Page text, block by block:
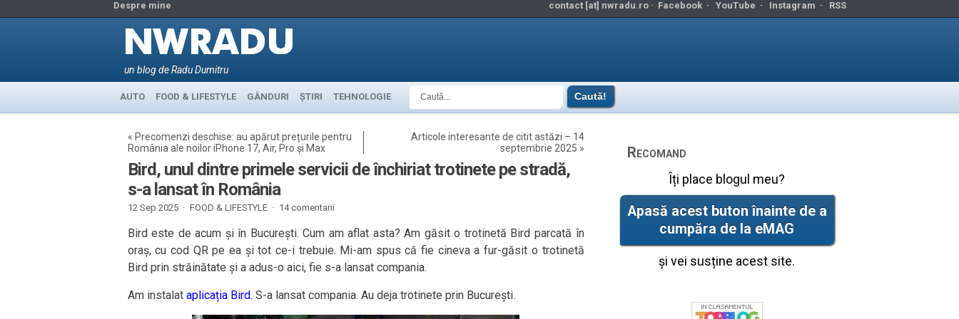
Despre mine contact [at] nwradu.ro · Facebook· YouTube · Instagram · RSS
un blog de Radu Dumitru
AUTO FOOD & LIFESTYLE GÂNDURI ȘTIRI TEHNOLOGIE
« Precomenzi deschise: au apărut prețurile pentru
România ale noilor iPhone 17, Air, Pro și Max
Articole interesante de citit astăzi – 14
septembrie 2025 »
Bird, unul dintre primele servicii de închiriat trotinete pe stradă,
s-a lansat în România
12 Sep 2025 · FOOD & LIFESTYLE· 14 comentarii
Bird este de acum și în București. Cum am aflat asta? Am găsit o trotinetă Bird parcată în
oraș, cu cod QR pe ea și tot ce-i trebuie. Mi-am spus că fie cineva a fur-găsit o trotinetă
Bird prin străinătate și a adus-o aici, fie s-a lansat compania.
Am instalat aplicația Bird. S-a lansat compania. Au deja trotinete prin București.
Recomand
Îți place blogul meu?
Apasă acest buton înainte de a
cumpăra de la eMAG
și vei susține acest site.